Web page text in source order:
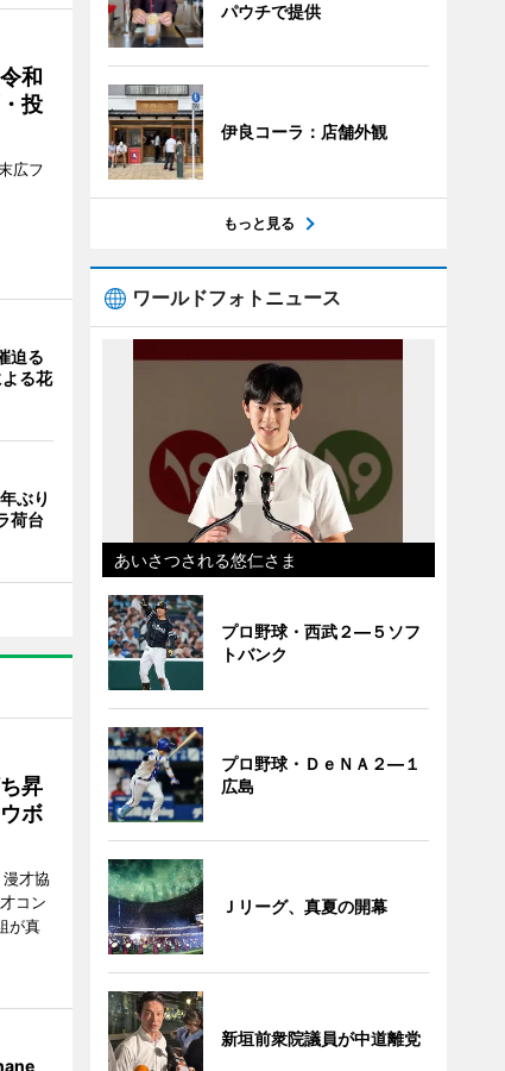
和
投
広フ
迫る
る花
ぶり
荷台
昇
ボ
才協
コン
が真
パウチで提供
伊良コーラ：店舗外観
もっと見る
ワールドフォトニュース
あいさつされる悠仁さま
プロ野球・西武２―５ソフ
トバンク
プロ野球・ＤｅＮＡ２―１
広島
Ｊリーグ、真夏の開幕
新垣前衆院議員が中道離党